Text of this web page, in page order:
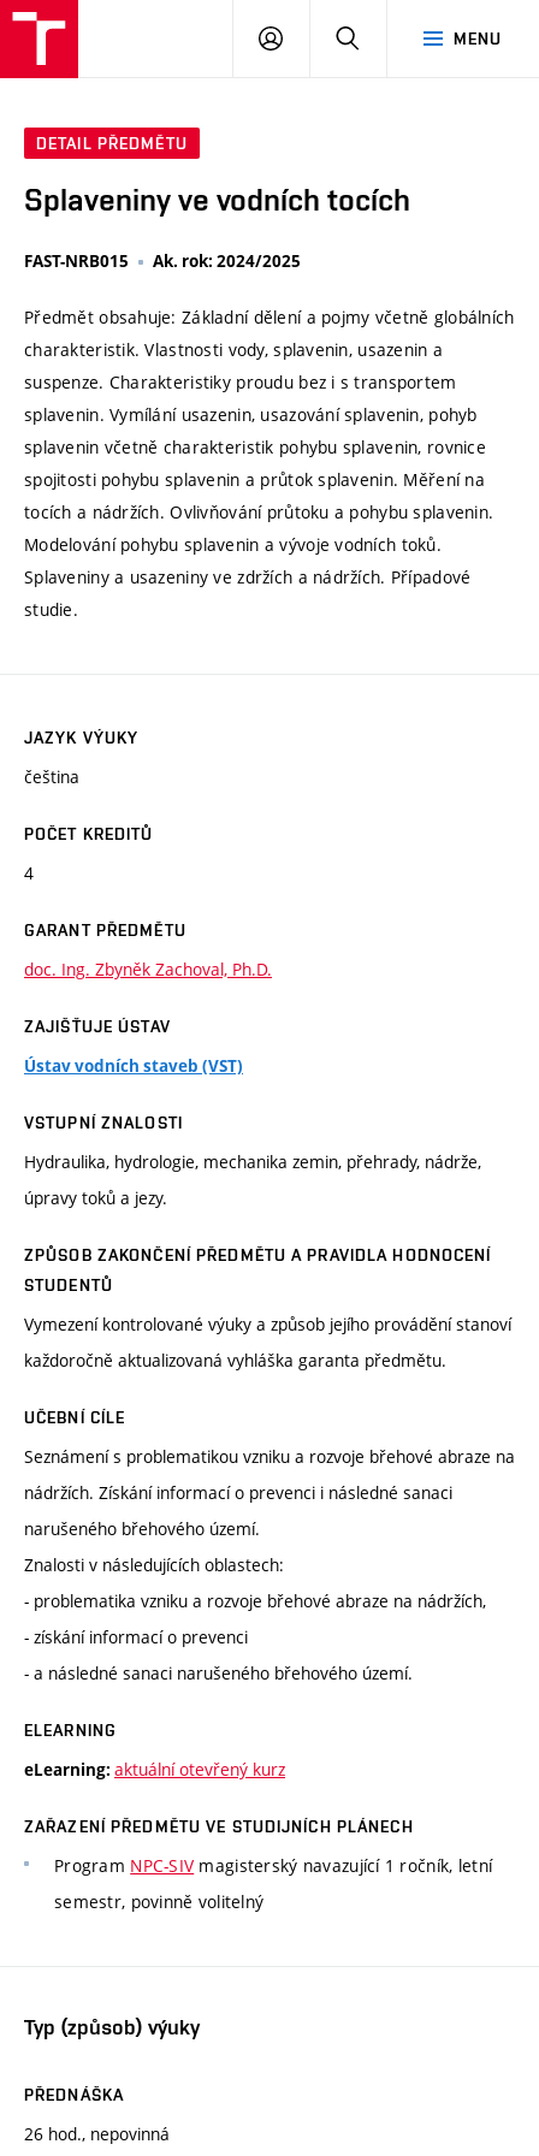
MENU
PŘIHLÁSIT
DETAIL PŘEDMĚTU
Splaveniny ve vodních tocích
FAST-NRB015 Ak. rok: 2024/2025
Předmět obsahuje: Základní dělení a pojmy včetně globálních
charakteristik. Vlastnosti vody, splavenin, usazenin a
suspenze. Charakteristiky proudu bez i s transportem
splavenin. Vymílání usazenin, usazování splavenin, pohyb
splavenin včetně charakteristik pohybu splavenin, rovnice
spojitosti pohybu splavenin a průtok splavenin. Měření na
tocích a nádržích. Ovlivňování průtoku a pohybu splavenin.
Modelování pohybu splavenin a vývoje vodních toků.
Splaveniny a usazeniny ve zdržích a nádržích. Případové
studie.
JAZYK VÝUKY
čeština
POČET KREDITŮ
4
GARANT PŘEDMĚTU
doc. Ing. Zbyněk Zachoval, Ph.D.
ZAJIŠŤUJE ÚSTAV
Ústav vodních staveb (VST)
VSTUPNÍ ZNALOSTI
Hydraulika, hydrologie, mechanika zemin, přehrady, nádrže,
úpravy toků a jezy.
ZPŮSOB ZAKONČENÍ PŘEDMĚTU A PRAVIDLA HODNOCENÍ
STUDENTŮ
Vymezení kontrolované výuky a způsob jejího provádění stanoví
každoročně aktualizovaná vyhláška garanta předmětu.
UČEBNÍ CÍLE
Seznámení s problematikou vzniku a rozvoje břehové abraze na
nádržích. Získání informací o prevenci i následné sanaci
narušeného břehového území.
Znalosti v následujících oblastech:
- problematika vzniku a rozvoje břehové abraze na nádržích,
- získání informací o prevenci
- a následné sanaci narušeného břehového území.
ELEARNING
eLearning: aktuální otevřený kurz
ZAŘAZENÍ PŘEDMĚTU VE STUDIJNÍCH PLÁNECH
Program NPC-SIV magisterský navazující 1 ročník, letní
semestr, povinně volitelný
Typ (způsob) výuky
PŘEDNÁŠKA
26 hod., nepovinná